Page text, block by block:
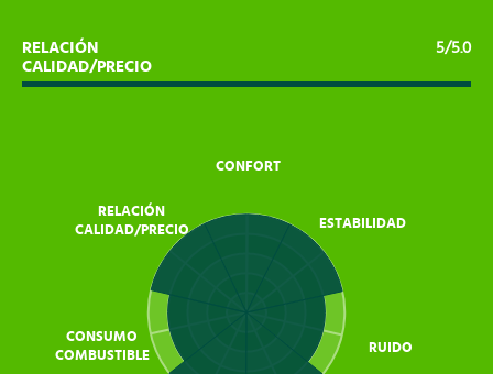
RELACIÓN
CALIDAD/PRECIO
5/5.0
CONFORT
ESTABILIDAD
RUIDO
CONSUMO
COMBUSTIBLE
RELACIÓN
CALIDAD/PRECIO